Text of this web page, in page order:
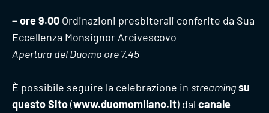
– ore 9.00 Ordinazioni presbiterali conferite da Sua
Eccellenza Monsignor Arcivescovo
Apertura del Duomo ore 7.45
È possibile seguire la celebrazione in streamingsu
questo Sito(www.duomomilano.it) dal canale